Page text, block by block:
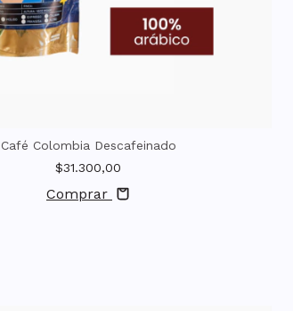
Café Colombia Descafeinado
$31.300,00
Comprar